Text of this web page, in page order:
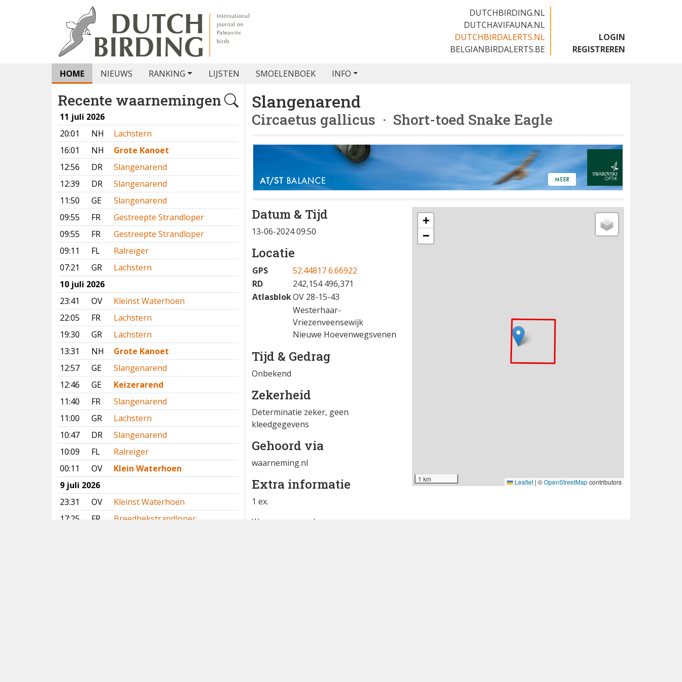
DUTCHBIRDING.NL
DUTCHAVIFAUNA.NL
DUTCHBIRDALERTS.NL
BELGIANBIRDALERTS.BE
LOGIN
REGISTREREN
HOME NIEUWS RANKING LIJSTEN SMOELENBOEK INFO
Recente waarnemingen
11 juli 2026
20:01
NH
Lachstern
16:01
NH
Grote Kanoet
12:56
DR
Slangenarend
12:39
DR
Slangenarend
11:50
GE
Slangenarend
09:55
FR
Gestreepte Strandloper
09:55
FR
Gestreepte Strandloper
09:11
FL
Ralreiger
07:21
GR
Lachstern
10 juli 2026
23:41
OV
Kleinst Waterhoen
22:05
FR
Lachstern
19:30
GR
Lachstern
13:31
NH
Grote Kanoet
12:57
GE
Slangenarend
12:46
GE
Keizerarend
11:40
FR
Slangenarend
11:00
GR
Lachstern
10:47
DR
Slangenarend
10:09
FL
Ralreiger
00:11
OV
Klein Waterhoen
9 juli 2026
23:31
OV
Kleinst Waterhoen
17:25
FR
Breedbekstrandloper
Slangenarend
Circaetus gallicus · Short-toed Snake Eagle
Datum & Tijd
13-06-2024 09:50
Locatie
GPS
52.44817 6.66922
RD
242,154 496,371
AtlasblokOV 28-15-43
Westerhaar-
Vriezenveensewijk
Nieuwe Hoevenwegsvenen
Tijd & Gedrag
Onbekend
Zekerheid
Determinatie zeker, geen
kleedgegevens
Gehoord via
waarneming.nl
Extra informatie
1 ex.
Waargenomen door:
+
−
1 km Leaflet | ©OpenStreetMapcontributors